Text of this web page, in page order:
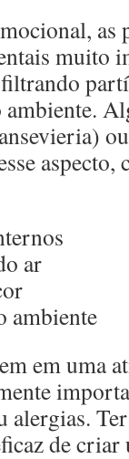
as
muito
ar
ambiente
em uma
de criar